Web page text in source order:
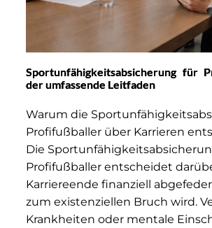
Sportunfähigkeitsabsicherung für
der umfassende Leitfaden
Warum die
Profifußballer über Karrieren
Die
Profifußballer entscheidet
Karriereende finanziell
zum existenziellen Bruch wird.
Krankheiten oder mentale